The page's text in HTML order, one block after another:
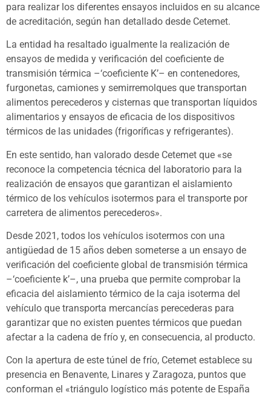
para realizar los diferentes ensayos incluidos en su alcance
de acreditación, según han detallado desde Cetemet.
La entidad ha resaltado igualmente la realización de
ensayos de medida y verificación del coeficiente de
transmisión térmica –‘coeficiente K’– en contenedores,
furgonetas, camiones y semirremolques que transportan
alimentos perecederos y cisternas que transportan líquidos
alimentarios y ensayos de eficacia de los dispositivos
térmicos de las unidades (frigoríficas y refrigerantes).
En este sentido, han valorado desde Cetemet que «se
reconoce la competencia técnica del laboratorio para la
realización de ensayos que garantizan el aislamiento
térmico de los vehículos isotermos para el transporte por
carretera de alimentos perecederos».
Desde 2021, todos los vehículos isotermos con una
antigüedad de 15 años deben someterse a un ensayo de
verificación del coeficiente global de transmisión térmica
–‘coeficiente k’–, una prueba que permite comprobar la
eficacia del aislamiento térmico de la caja isoterma del
vehículo que transporta mercancías perecederas para
garantizar que no existen puentes térmicos que puedan
afectar a la cadena de frío y, en consecuencia, al producto.
Con la apertura de este túnel de frío, Cetemet establece su
presencia en Benavente, Linares y Zaragoza, puntos que
conforman el «triángulo logístico más potente de España